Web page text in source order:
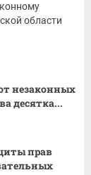
области
незаконных
десятка...
прав